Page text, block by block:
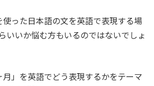
使った日本語の文を英語で表現する場
いいか悩む方もいるのではないでしょ
月」を英語でどう表現するかをテーマ